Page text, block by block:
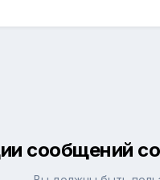
сообщений